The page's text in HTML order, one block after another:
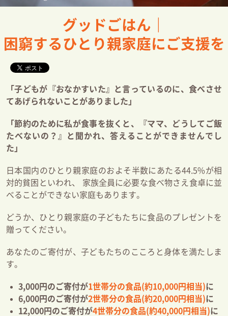
グッドごはん｜
困窮するひとり親家庭にご支援を
「子どもが『おなかすいた』と言っているのに、食べさせ
てあげられないことがありました」
「節約のために私が食事を抜くと、『ママ、どうしてご飯
たべないの？』と聞かれ、答えることができませんでし
た」
日本国内のひとり親家庭のおよそ半数にあたる44.5%が相
対的貧困といわれ、 家族全員に必要な食べ物さえ食卓に並
べることができない家庭もあります。
どうか、ひとり親家庭の子どもたちに食品のプレゼントを
贈ってください。
あなたのご寄付が、子どもたちのこころと身体を満たしま
す。
3,000円のご寄付が1世帯分の食品(約10,000円相当)に
6,000円のご寄付が2世帯分の食品(約20,000円相当)に
12,000円のご寄付が4世帯分の食品(約40,000円相当)に